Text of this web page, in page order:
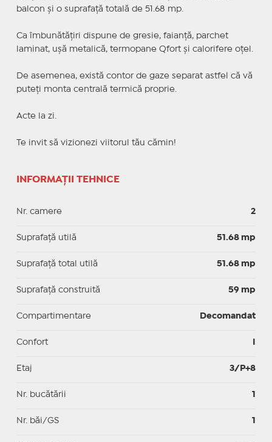
balcon și o suprafață totală de 51.68 mp.
Ca îmbunătățiri dispune de gresie, faianță, parchet
laminat, ușă metalică, termopane Qfort și calorifere oțel.
De asemenea, există contor de gaze separat astfel că vă
puteți monta centrală termică proprie.
Acte la zi.
Te invit să vizionezi viitorul tău cămin!
INFORMAȚII TEHNICE
Nr. camere 2
Suprafaţă utilă 51.68 mp
Suprafaţă total utilă 51.68 mp
Suprafaţă construită 59 mp
Compartimentare Decomandat
Confort
Etaj 3/P+8
Nr. bucătării 1
Nr. băi/GS 1